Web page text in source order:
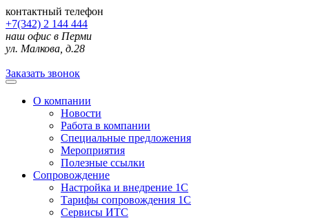
контактный телефон
+7(342) 2 144 444
наш офис в Перми
ул. Малкова, д.28
Заказать звонок
О компании
Новости
Работа в компании
Специальные предложения
Мероприятия
Полезные ссылки
Сопровождение
Настройка и внедрение 1С
Тарифы сопровождения 1С
Сервисы ИТС